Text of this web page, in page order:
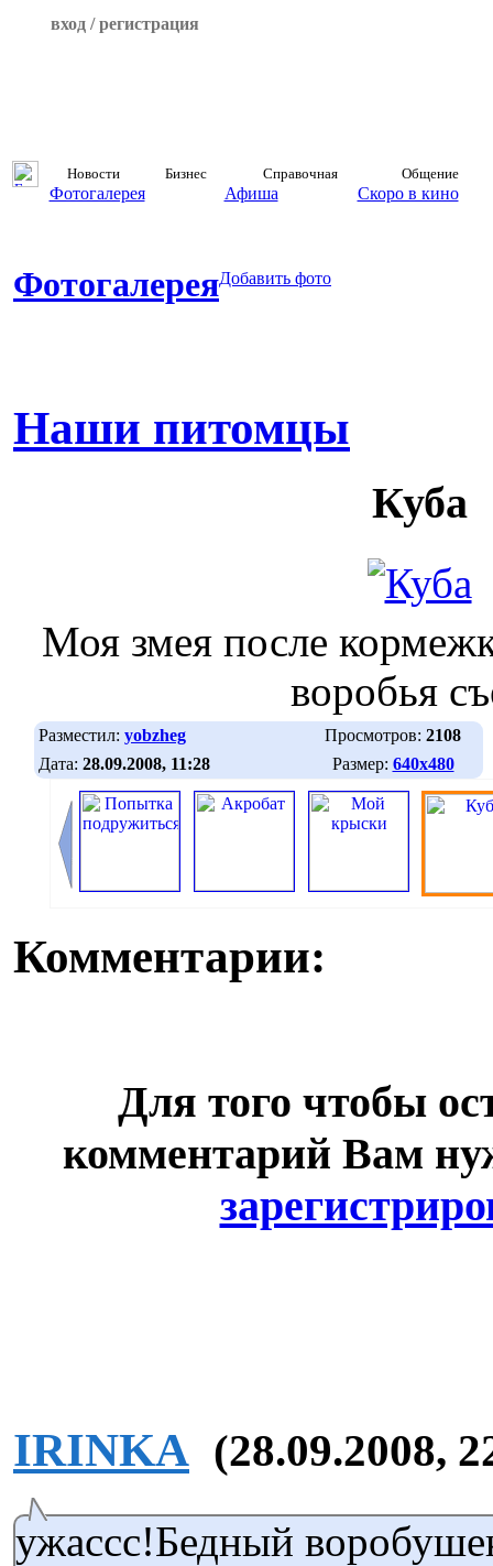
вход / регистрация
Новости Бизнес Справочная Общение
Фотогалерея Афиша Скоро в кино
ФотогалереяДобавить фото
Наши питомцы
Куба
Моя змея после
воробья
Разместил: yobzheg Просмотров: 2108
Дата: 28.09.2008, 11:28 Размер: 640х480
Комментарии:
Для того чтобы
комментарий Вам
IRINKA (28.09.2008,
ужассс!Бедный